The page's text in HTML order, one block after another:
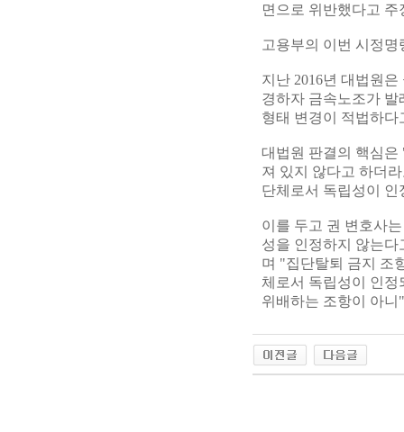
면으로 위반했다고 주
고용부의 이번 시정
지난 2016년 대법원
경하자 금속노조가
형태 변경이 적법하다
대법원 판결의 핵심
져 있지 않다고 하더
단체로서 독립성이
이를 두고 권 변호사
성을 인정하지 않는
며 "집단탈퇴 금지 조
체로서 독립성이 인
위배하는 조항이 아